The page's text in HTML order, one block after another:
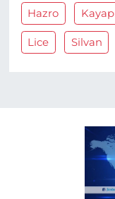
Hazro
Lice Silvan